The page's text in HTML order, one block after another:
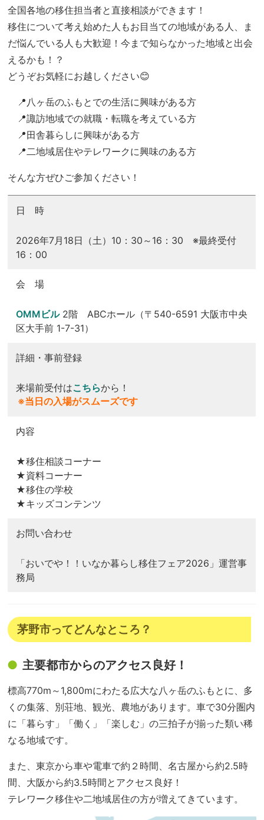
全国各地の移住担当者と直接相談ができます！
移住について考え始めた人もお目当ての地域がある人、ま
だ悩んでいる人も大歓迎！今まで知らなかった地域と出会
えるかも！？
どうぞお気軽にお越しください😊
📍八ヶ岳のふもとでの生活に興味がある方
📍諏訪地域での就職・転職を考えている方
📍田舎暮らしに興味がある方
📍二地域居住やテレワークに興味のある方
そんな方ぜひご参加ください！
日 時
2026年7月18日（土）10：30～16：30 ※最終受付
16：00
会 場
OMMビル2階 ABCホール（〒540-6591 大阪市中央
区大手前 1-7-31）
詳細・事前登録
来場前受付はこちらから！
※当日の入場がスムーズです
内容
★移住相談コーナー
★資料コーナー
★移住の学校
★キッズコンテンツ
お問い合わせ
「おいでや！！いなか暮らし移住フェア2026」運営事
務局
茅野市ってどんなところ？
主要都市からのアクセス良好！
標高770m～1,800mにわたる広大な八ヶ岳のふもとに、多
くの集落、別荘地、観光、農地があります。車で30分圏内
に「暮らす」「働く」「楽しむ」の三拍子が揃った類い稀
なる地域です。
また、東京から車や電車で約２時間、名古屋から約2.5時
間、大阪から約3.5時間とアクセス良好！
テレワーク移住や二地域居住の方が増えてきています。